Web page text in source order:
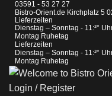
03591 - 53 27 27
Bistro-Orient.de Kirchplatz 5
Lieferzeiten
Dienstag – Sonntag - 11:³°
Montag Ruhetag
Lieferzeiten
Dienstag – Sonntag - 11:³°
Montag Ruhetag
Login / Register